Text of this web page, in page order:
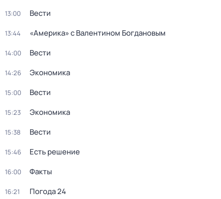
13:00 Вести
13:44 «Америка» с Валентином Богдановым
14:00 Вести
14:26 Экономика
15:00 Вести
15:23 Экономика
15:38 Вести
15:46 Есть решение
16:00 Факты
16:21 Погода 24